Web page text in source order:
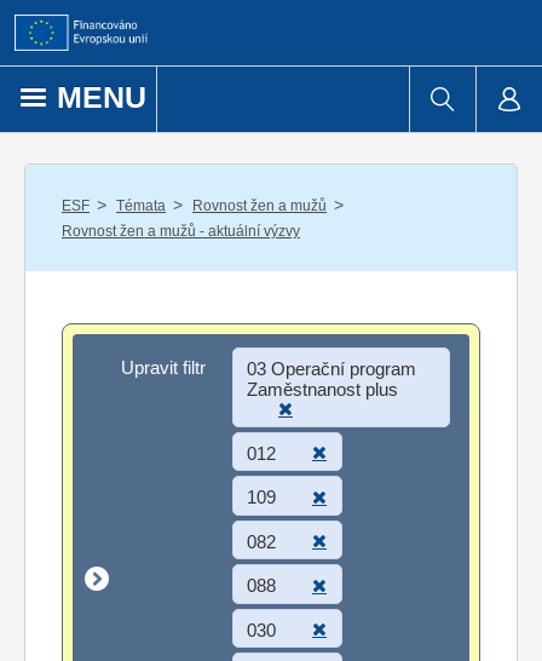
Přejít k obsahu
MENU
ESF / Témata / Rovnost žen a mužů /
Rovnost žen a mužů - aktuální výzvy
Upravit filtr
Upravit filtr
03 Operační program
Zaměstnanost plus
012
109
082
088
030